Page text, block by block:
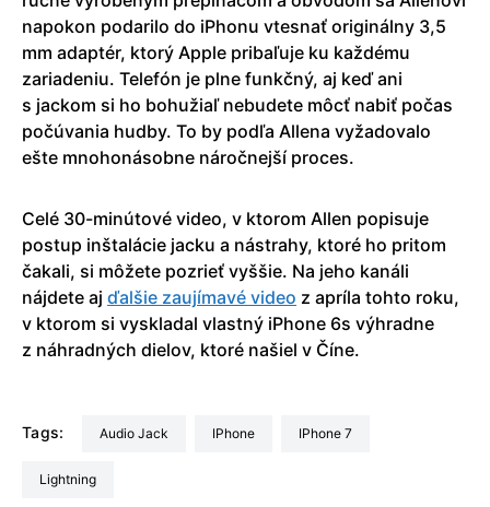
napokon podarilo do iPhonu vtesnať originálny 3,5
mm adaptér, ktorý Apple pribaľuje ku každému
zariadeniu. Telefón je plne funkčný, aj keď ani
s jackom si ho bohužiaľ nebudete môcť nabiť počas
počúvania hudby. To by podľa Allena vyžadovalo
ešte mnohonásobne náročnejší proces.
Celé 30-minútové video, v ktorom Allen popisuje
postup inštalácie jacku a nástrahy, ktoré ho pritom
čakali, si môžete pozrieť vyššie. Na jeho kanáli
nájdete aj ďalšie zaujímavé video z apríla tohto roku,
v ktorom si vyskladal vlastný iPhone 6s výhradne
z náhradných dielov, ktoré našiel v Číne.
Tags: Audio Jack iPhone iPhone 7
Lightning